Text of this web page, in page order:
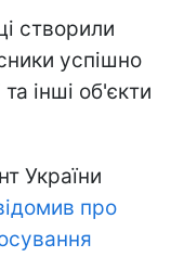
створили
успішно
інші об'єкти
України
про